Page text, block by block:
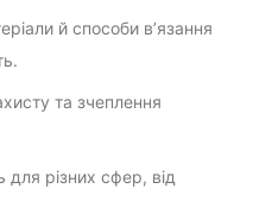
й способи в’язання
та зчеплення
для різних сфер, від